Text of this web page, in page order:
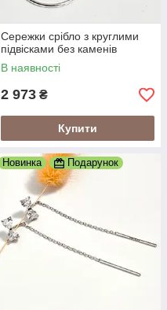
Сережки срібло з круглими
підвісками без каменів
В наявності
2 973 ₴
Купити
Новинка Подарунок